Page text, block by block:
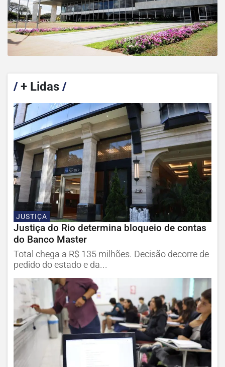
/+ Lidas /
JUSTIÇA
Justiça do Rio determina bloqueio de contas
do Banco Master
Total chega a R$ 135 milhões. Decisão decorre de
pedido do estado e da...